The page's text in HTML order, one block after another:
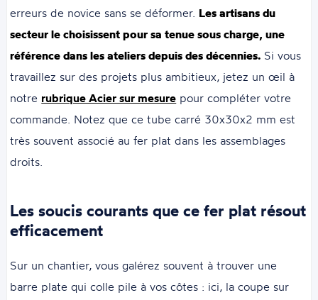
erreurs de novice sans se déformer. Les artisans du
secteur le choisissent pour sa tenue sous charge, une
référence dans les ateliers depuis des décennies. Si vous
travaillez sur des projets plus ambitieux, jetez un œil à
notre rubrique Acier sur mesure pour compléter votre
commande. Notez que ce tube carré 30x30x2 mm est
très souvent associé au fer plat dans les assemblages
droits.
Les soucis courants que ce fer plat résout
efficacement
Sur un chantier, vous galérez souvent à trouver une
barre plate qui colle pile à vos côtes : ici, la coupe sur